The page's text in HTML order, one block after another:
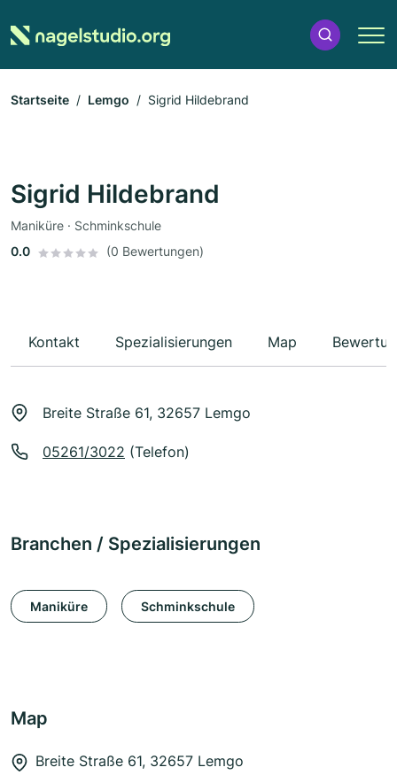
Startseite Lemgo Sigrid Hildebrand
Sigrid Hildebrand
Maniküre · Schminkschule
0.0
(0 Bewertungen)
Kontakt Spezialisierungen Map
Breite Straße 61, 32657 Lemgo
05261/3022 (Telefon)
Branchen / Spezialisierungen
Maniküre Schminkschule
Map
Breite Straße 61, 32657 Lemgo